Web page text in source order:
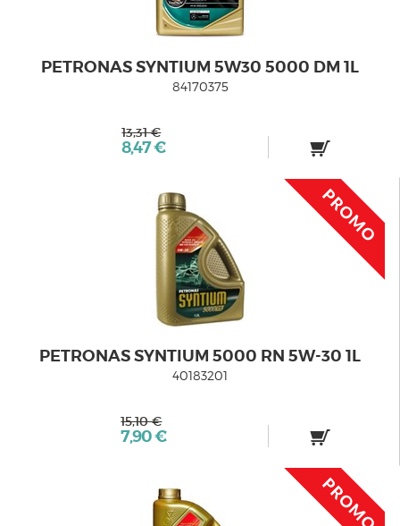
PETRONAS SYNTIUM 5W30 5000 DM 1L
84170375
13,31 €
8,47 €
PETRONAS SYNTIUM 5000 RN 5W-30 1L
40183201
15,10 €
7,90 €